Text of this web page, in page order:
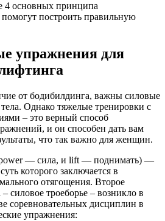
4 основных принципа
построить правильную
упражнения для
от бодибилдинга, важны силовые
тела. Однако тяжелые тренировки с
– это верный способ
и он способен дать вам
что так важно для женщин.
power — сила, и lift — поднимать) —
которого заключается в
отягощения. Второе
силовое троеборье – возникло в
соревновательных дисциплин в
упражнения: